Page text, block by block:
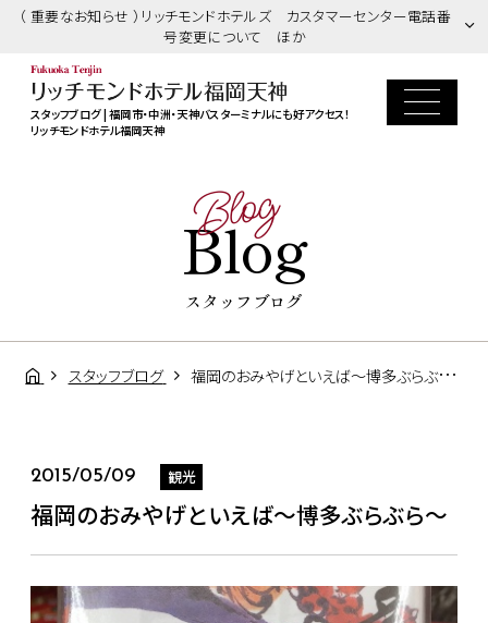
（ 重要なお知らせ ）リッチモンドホテルズ カスタマーセンター電話番
号変更について ほか
スタッフブログ | 福岡市・中洲・天神バスターミナルにも好アクセス！
リッチモンドホテル福岡天神
Blog
Blog
スタッフブログ
スタッフブログ 福岡のおみやげといえば～博多ぶらぶら～
2015/05/09 観光
福岡のおみやげといえば～博多ぶらぶら～